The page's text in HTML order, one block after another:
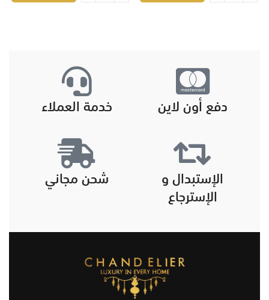
دفع أون لاين خدمة العملاء
الإستبدال و
الإسترجاع
شحن مجاني